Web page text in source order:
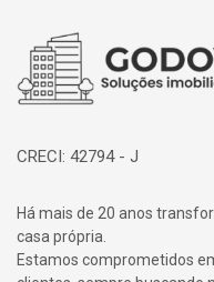
Página inicial
CRECI: 42794 - J
Há mais de 20 anos
casa própria.
Estamos comprometidos